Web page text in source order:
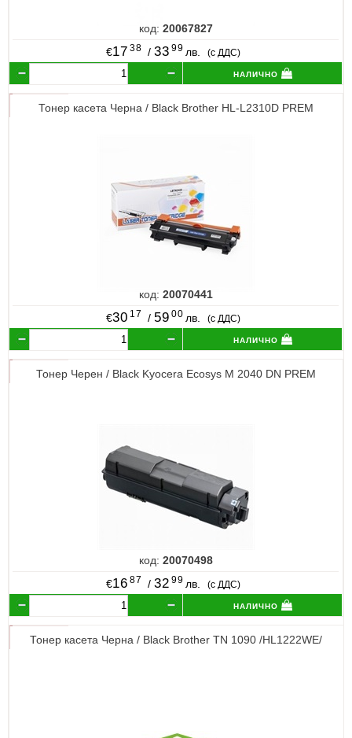
код: 20067827
€17 38 / 33 99 лв. (с ДДС)
налично
Тонер касета Черна / Black Brother HL-L2310D PREM
код: 20070441
€30 17 / 59 00 лв. (с ДДС)
налично
Тонер Черен / Black Kyocera Ecosys M 2040 DN PREM
код: 20070498
€16 87 / 32 99 лв. (с ДДС)
налично
Тонер касета Черна / Black Brother TN 1090 /HL1222WE/